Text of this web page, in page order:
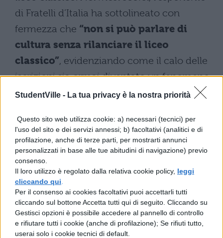
StudentVille - La tua privacy è la nostra priorità
Questo sito web utilizza cookie: a) necessari (tecnici) per
l'uso del sito e dei servizi annessi; b) facoltativi (analitici e di
profilazione, anche di terze parti, per mostrarti annunci
personalizzati in base alle tue abitudini di navigazione) previo
consenso.
Il loro utilizzo è regolato dalla relativa cookie policy, leggi
cliccando qui
Per il consenso ai cookies facoltativi puoi accettarli tutti
cliccando sul bottone Accetta tutti qui di seguito. Cliccando su
Gestisci opzioni è possibile accedere al pannello di controllo
e rifiutare tutti i cookie (anche di profilazione); Se rifiuti tutto,
userai solo i cookie tecnici di default.
di Fratelli d’Italia ha sottolineato con
fermezza che “non si può parlare di
cultura senza rilanciare il liceo
classico”, evidenziando come il calo delle
iscrizioni sia ormai diventato un fenomeno
preoccupante per l’intero sistema
Durante il suo intervento al convegno
“Spazio cultura. Valorizzare il passato,
immaginare il futuro”, Frassinetti ha definito
la questione in termini decisamente
combattivi, parlando di una vera e propria
“battaglia culturale”necessaria per
restituire centralità agli studi classici.